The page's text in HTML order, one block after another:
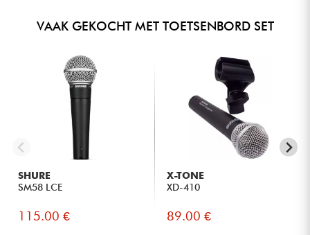
USB naar apparaat
VAAK GEKOCHT MET TOETSENBORD SET
SHURE
SM58 LCE
115.00 €
X-TONE
XD-410
89.00 €